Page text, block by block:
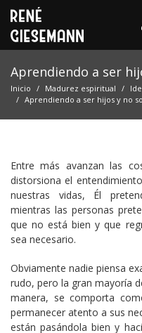
Aprendiendo a ser
Inicio Madurez espiritual
Aprendiendo a ser hijos y no
Entre más avanzan las
distorsiona el
nuestras vidas, Él
mientras las personas
que no está bien y que
sea necesario.
Obviamente nadie piensa
rudo, pero la gran mayoría
manera, se comporta
permanecer atento a sus
están pasándola bien y